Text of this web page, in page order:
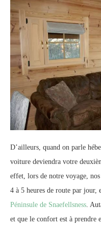
D’ailleurs, quand on parle
voiture deviendra votre
effet, lors de notre voyage,
4 à 5 heures de route par jour,
Péninsule de Snaefellsness.
et que le confort est à